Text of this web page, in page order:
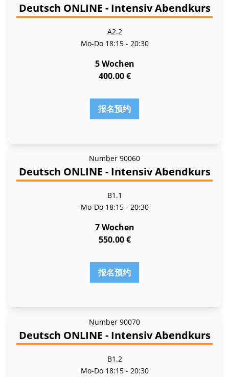
Deutsch ONLINE - Intensiv Abendkurs
A2.2
Mo-Do 18:15 - 20:30
5 Wochen
400.00 €
报名预约
Number 90060
Deutsch ONLINE - Intensiv Abendkurs
B1.1
Mo-Do 18:15 - 20:30
7 Wochen
550.00 €
报名预约
Number 90070
Deutsch ONLINE - Intensiv Abendkurs
B1.2
Mo-Do 18:15 - 20:30